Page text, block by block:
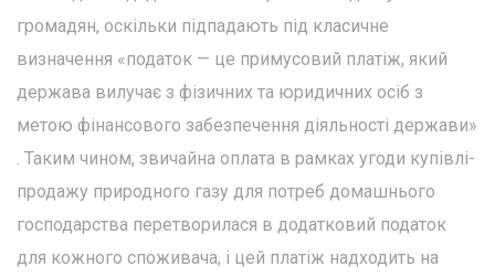
громадян, оскільки підпадають під класичне
визначення «податок — це примусовий платіж, який
держава вилучає з фізичних та юридичних осіб з
метою фінансового забезпечення діяльності держави»
. Таким чином, звичайна оплата в рамках угоди купівлі-
продажу природного газу для потреб домашнього
господарства перетворилася в додатковий податок
для кожного споживача, і цей платіж надходить на